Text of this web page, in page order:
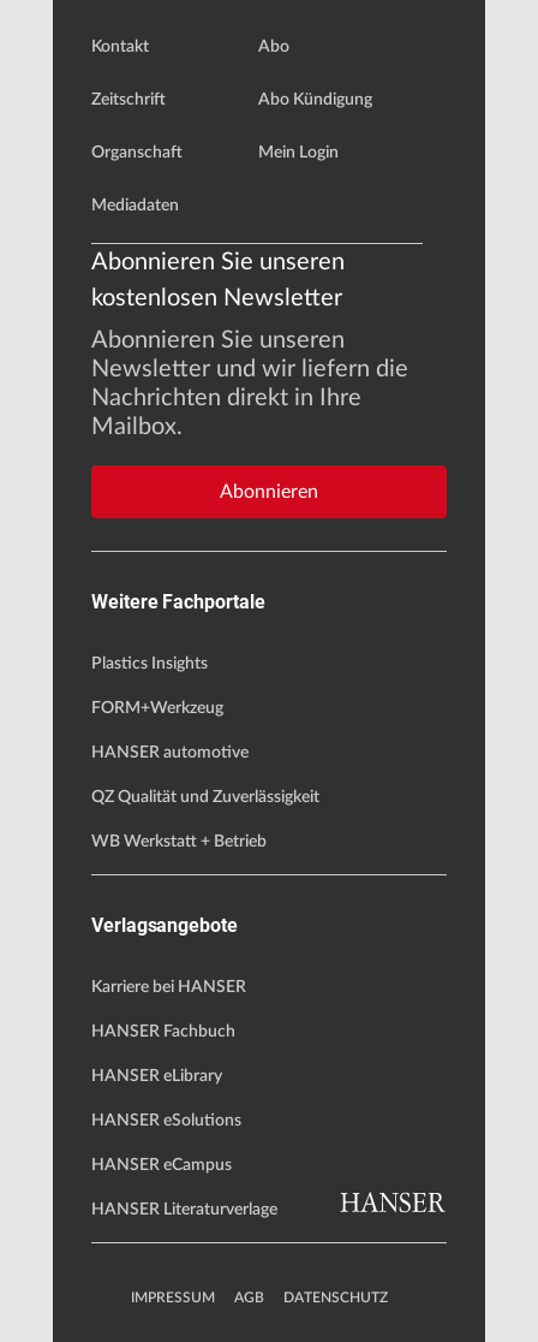
Kontakt
Zeitschrift
Organschaft
Mediadaten
Abo
Abo Kündigung
Mein Login
Abonnieren Sie unseren
kostenlosen Newsletter
Abonnieren Sie unseren
Newsletter und wir liefern die
Nachrichten direkt in Ihre
Mailbox.
Abonnieren
Weitere Fachportale
Plastics Insights
FORM+Werkzeug
HANSER automotive
QZ Qualität und Zuverlässigkeit
WB Werkstatt + Betrieb
Verlagsangebote
Karriere bei HANSER
HANSER Fachbuch
HANSER eLibrary
HANSER eSolutions
HANSER eCampus
HANSER Literaturverlage
IMPRESSUM AGB DATENSCHUTZ